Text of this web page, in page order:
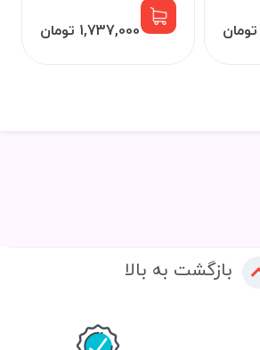
1,737,000 تومان
بازگشت به بالا